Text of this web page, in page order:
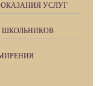
УСЛУГ
ШКОЛЬНИКОВ